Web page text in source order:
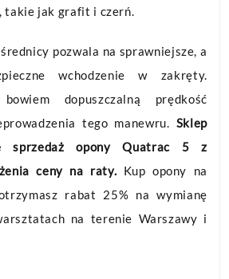
takie jak grafit i czerń.
pozwala na sprawniejsze, a
wchodzenie w zakręty.
dopuszczalną prędkość
tego manewru. Sklep
sprzedaż opony Quatrac 5 z
ceny na raty. Kup opony na
rabat 25% na wymianę
na terenie Warszawy i